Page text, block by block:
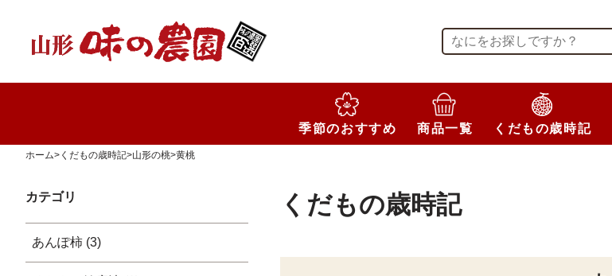
検索
季節のおすすめ 商品一覧 くだもの歳時記
ホーム> くだもの歳時記>山形の桃>黄桃
くだもの歳時記
カテゴリ
あんぽ柿 (3)